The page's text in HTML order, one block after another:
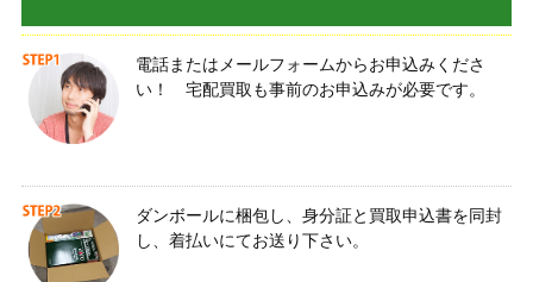
電話またはメールフォームからお申込みくださ
い！ 宅配買取も事前のお申込みが必要です。
ダンボールに梱包し、身分証と買取申込書を同封
し、着払いにてお送り下さい。